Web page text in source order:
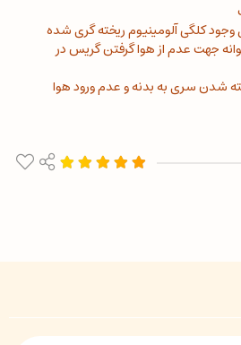
وجود کلگی آلومینیوم ریخته گری شده
جهت عدم از هوا گرفتن گریس در
شدن سری به بدنه و عدم ورود هوا